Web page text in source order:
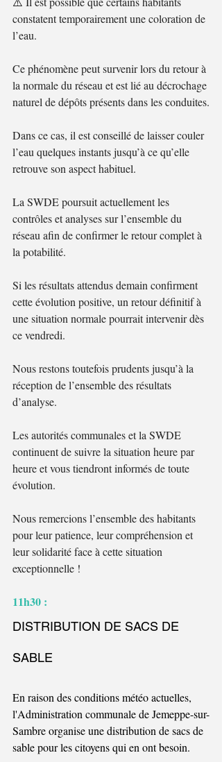
constatent temporairement une coloration de
l’eau.
Ce phénomène peut survenir lors du retour à
la normale du réseau et est lié au décrochage
naturel de dépôts présents dans les conduites.
Dans ce cas, il est conseillé de laisser couler
l’eau quelques instants jusqu’à ce qu’elle
retrouve son aspect habituel.
La SWDE poursuit actuellement les
contrôles et analyses sur l’ensemble du
réseau afin de confirmer le retour complet à
la potabilité.
Si les résultats attendus demain confirment
cette évolution positive, un retour définitif à
une situation normale pourrait intervenir dès
ce vendredi.
Nous restons toutefois prudents jusqu’à la
réception de l’ensemble des résultats
d’analyse.
Les autorités communales et la SWDE
continuent de suivre la situation heure par
heure et vous tiendront informés de toute
évolution.
Nous remercions l’ensemble des habitants
pour leur patience, leur compréhension et
leur solidarité face à cette situation
exceptionnelle !
11h30 :
DISTRIBUTION DE SACS DE
SABLE
En raison des conditions météo actuelles,
l'Administration communale de Jemeppe-sur-
Sambre organise une distribution de sacs de
sable pour les citoyens qui en ont besoin.